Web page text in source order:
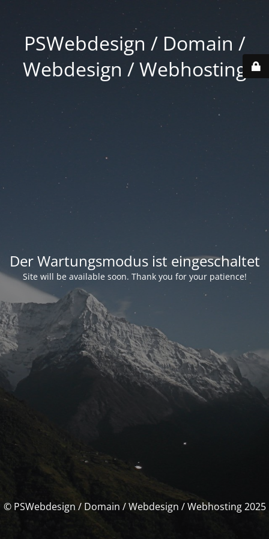
PSWebdesign / Domain /
Webdesign / Webhosting
Der Wartungsmodus ist eingeschaltet
Site will be available soon. Thank you for your patience!
© PSWebdesign / Domain / Webdesign / Webhosting 2025